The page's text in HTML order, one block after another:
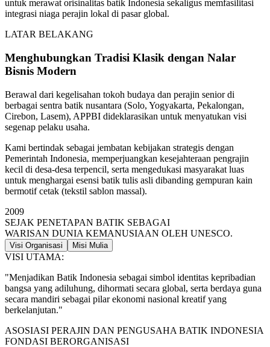
untuk merawat orisinalitas batik Indonesia sekaligus memfasilitasi
integrasi niaga perajin lokal di pasar global.
LATAR BELAKANG
Menghubungkan Tradisi Klasik dengan Nalar
Bisnis Modern
Berawal dari kegelisahan tokoh budaya dan perajin senior di
berbagai sentra batik nusantara (Solo, Yogyakarta, Pekalongan,
Cirebon, Lasem), APPBI dideklarasikan untuk menyatukan visi
segenap pelaku usaha.
Kami bertindak sebagai jembatan kebijakan strategis dengan
Pemerintah Indonesia, memperjuangkan kesejahteraan pengrajin
kecil di desa-desa terpencil, serta mengedukasi masyarakat luas
untuk menghargai esensi batik tulis asli dibanding gempuran kain
bermotif cetak (tekstil sablon massal).
2009
SEJAK PENETAPAN BATIK SEBAGAI
WARISAN DUNIA KEMANUSIAAN OLEH UNESCO.
Visi Organisasi Misi Mulia
VISI UTAMA:
"Menjadikan Batik Indonesia sebagai simbol identitas kepribadian
bangsa yang adiluhung, dihormati secara global, serta berdaya guna
secara mandiri sebagai pilar ekonomi nasional kreatif yang
berkelanjutan."
ASOSIASI PERAJIN DAN PENGUSAHA BATIK INDONESIA
FONDASI BERORGANISASI